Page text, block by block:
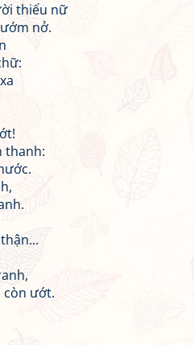
thiếu nữ
nở.
thanh:
ướt.